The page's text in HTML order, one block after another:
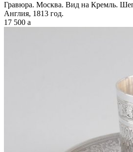
Гравюра. Москва. Вид на Кремль.
Англия, 1813 год.
17 500 a